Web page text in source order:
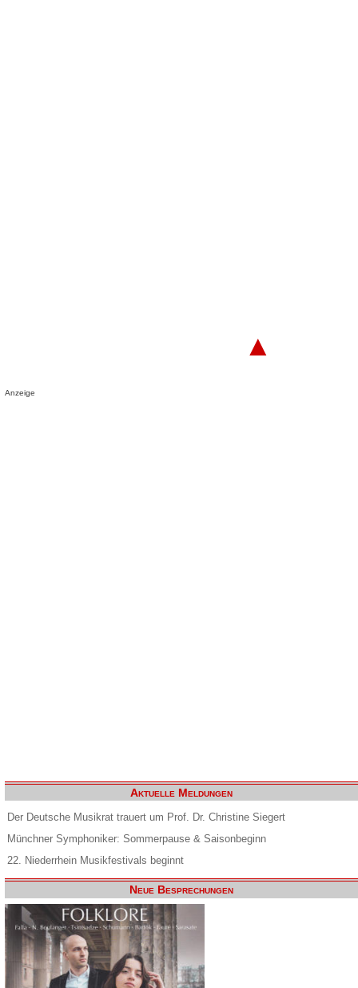
▲
Anzeige
Aktuelle Meldungen
Der Deutsche Musikrat trauert um Prof. Dr. Christine Siegert
Münchner Symphoniker: Sommerpause & Saisonbeginn
22. Niederrhein Musikfestivals beginnt
Neue Besprechungen